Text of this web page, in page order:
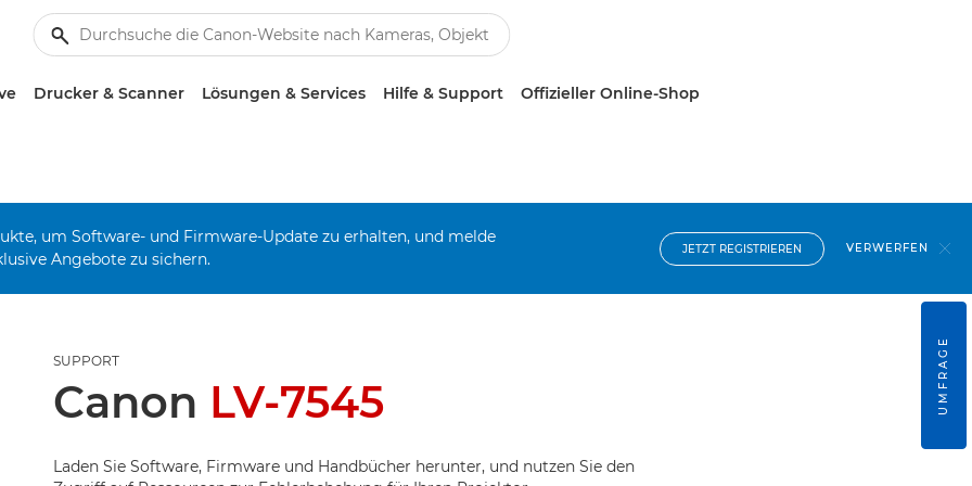
Drucker & Scanner Lösungen & Services Hilfe & Support Offizieller Online-Shop
um Software- und Firmware-Update zu erhalten, und melde
Angebote zu sichern.
JETZT REGISTRIEREN VERWERFEN
SUPPORT
Canon LV-7545
Laden Sie Software, Firmware und Handbücher herunter, und nutzen Sie den
UMFRAGE